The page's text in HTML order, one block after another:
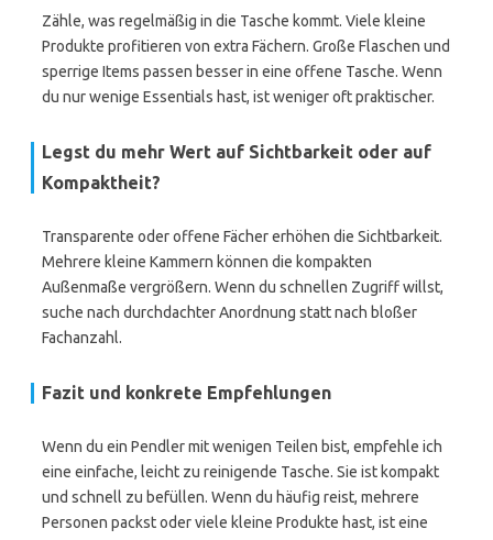
Zähle, was regelmäßig in die Tasche kommt. Viele kleine
Produkte profitieren von extra Fächern. Große Flaschen und
sperrige Items passen besser in eine offene Tasche. Wenn
du nur wenige Essentials hast, ist weniger oft praktischer.
Legst du mehr Wert auf Sichtbarkeit oder auf
Kompaktheit?
Transparente oder offene Fächer erhöhen die Sichtbarkeit.
Mehrere kleine Kammern können die kompakten
Außenmaße vergrößern. Wenn du schnellen Zugriff willst,
suche nach durchdachter Anordnung statt nach bloßer
Fachanzahl.
Fazit und konkrete Empfehlungen
Wenn du ein Pendler mit wenigen Teilen bist, empfehle ich
eine einfache, leicht zu reinigende Tasche. Sie ist kompakt
und schnell zu befüllen. Wenn du häufig reist, mehrere
Personen packst oder viele kleine Produkte hast, ist eine